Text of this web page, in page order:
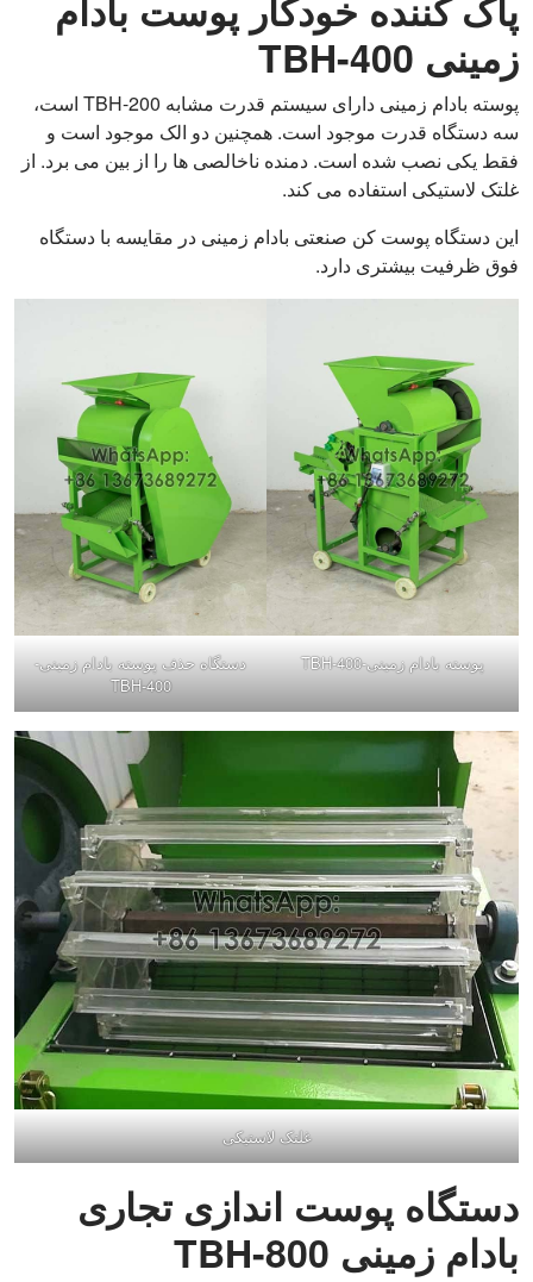
زمینی TBH-400
پوسته بادام زمینی دارای سیستم قدرت مشابه TBH-200 است،
سه دستگاه قدرت موجود است. همچنین دو الک موجود است و
فقط یکی نصب شده است. دمنده ناخالصی ها را از بین می برد. از
غلتک لاستیکی استفاده می کند.
این دستگاه پوست کن صنعتی بادام زمینی در مقایسه با دستگاه
فوق ظرفیت بیشتری دارد.
پوسته بادام زمینی-TBH-400
دستگاه حذف پوسته بادام زمینی-
TBH-400
غلتک لاستیکی
دستگاه پوست اندازی تجاری
بادام زمینی TBH-800